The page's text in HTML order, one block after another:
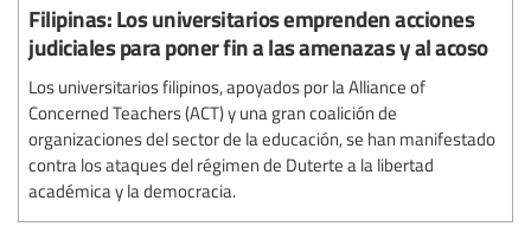
Filipinas: Los universitarios emprenden acciones
judiciales para poner fin a las amenazas y al acoso
Los universitarios filipinos, apoyados por la Alliance of
Concerned Teachers (ACT) y una gran coalición de
organizaciones del sector de la educación, se han manifestado
contra los ataques del régimen de Duterte a la libertad
académica y la democracia.